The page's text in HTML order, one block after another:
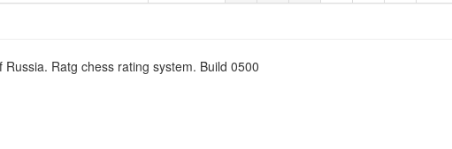
Ratg chess rating system. Build 0500